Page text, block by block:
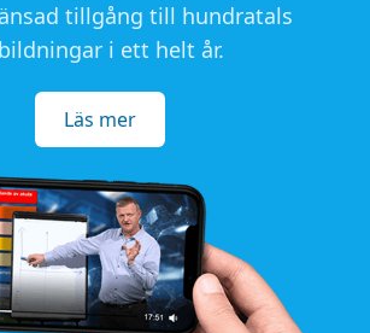
tillgång till hundratals
i ett helt år.
Läs mer